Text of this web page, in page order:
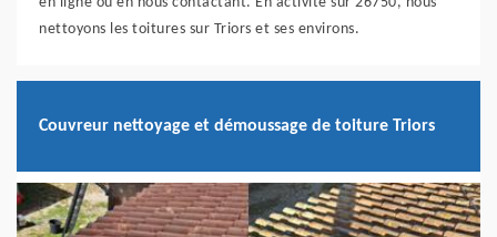
nettoyons les toitures sur Triors et ses environs.
Couvreur nettoyage et démoussage de toiture Triors